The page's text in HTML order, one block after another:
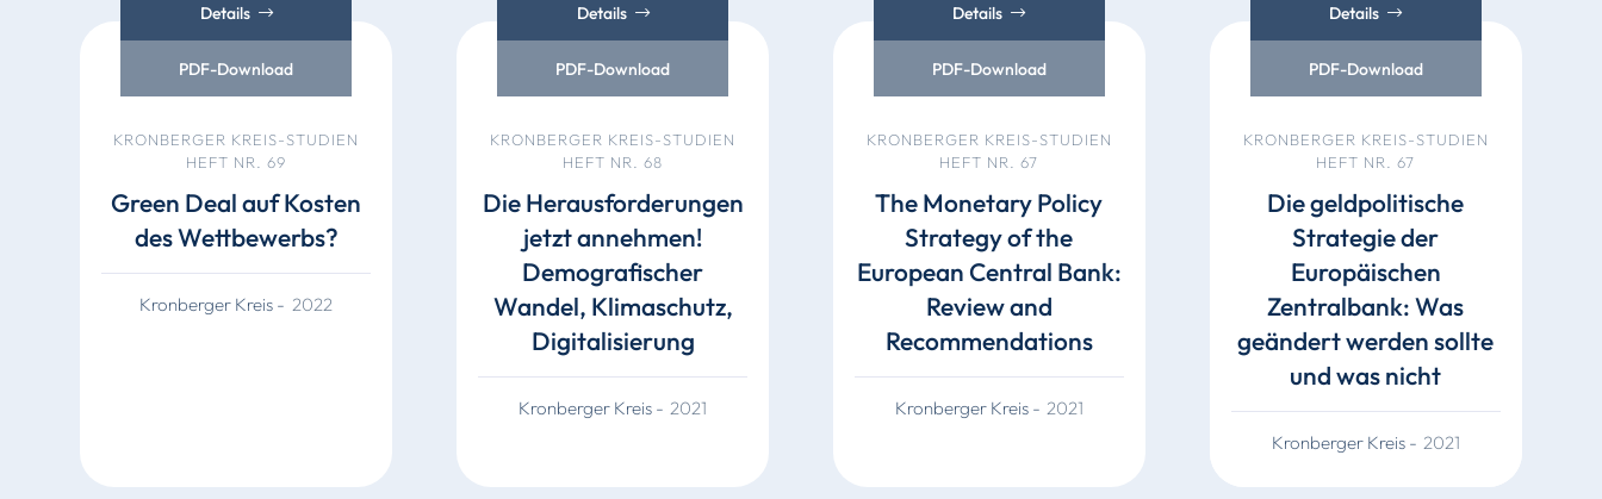
Details
PDF-Download
KRONBERGER KREIS-STUDIEN
HEFT NR. 69
Green Deal auf Kosten
des Wettbewerbs?
Kronberger Kreis - 2022
Details
PDF-Download
KRONBERGER KREIS-STUDIEN
HEFT NR. 68
Die Herausforderungen
jetzt annehmen!
Demografischer
Wandel, Klimaschutz,
Digitalisierung
Kronberger Kreis- 2021
Details
PDF-Download
KRONBERGER KREIS-STUDIEN
HEFT NR. 67
The Monetary Policy
Strategy of the
European Central Bank:
Review and
Recommendations
Kronberger Kreis- 2021
Details
PDF-Download
KRONBERGER KREIS-STUDIEN
HEFT NR. 67
Die geldpolitische
Strategie der
Europäischen
Zentralbank: Was
geändert werden sollte
und was nicht
Kronberger Kreis- 2021